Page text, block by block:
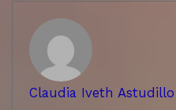
Claudia Iveth Astudillo